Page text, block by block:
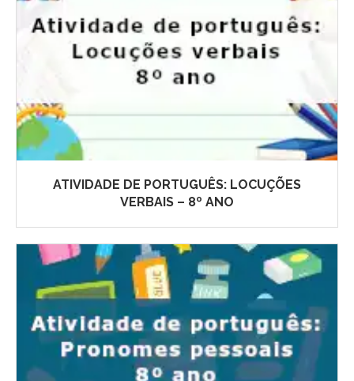
ATIVIDADE DE PORTUGUÊS: LOCUÇÕES
VERBAIS – 8º ANO